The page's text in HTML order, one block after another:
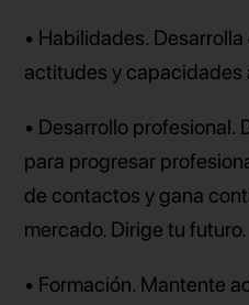
• Habilidades.
actitudes y capacidades
• Desarrollo profesional.
para progresar
de contactos y gana
mercado. Dirige tu futuro.
• Formación. Mantente